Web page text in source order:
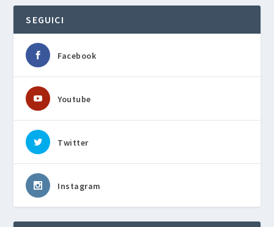
SEGUICI
Facebook
Youtube
Twitter
Instagram